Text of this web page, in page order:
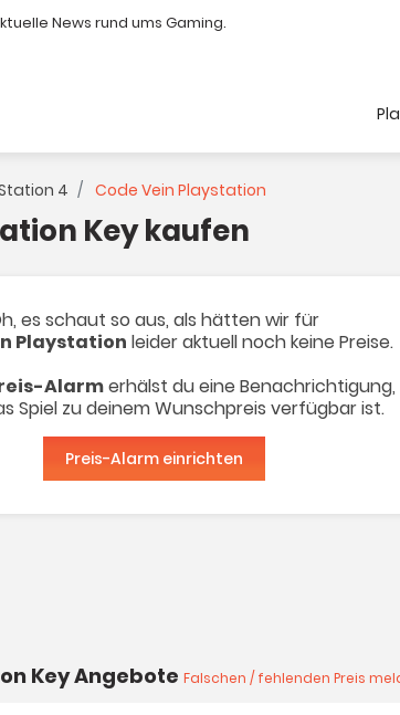
News rund ums Gaming.
4 Code Vein Playstation
Key kaufen
es schaut so aus, als hätten wir für
Playstation leider aktuell noch keine Preise.
Alarmerhälst du eine Benachrichtigung,
Spiel zu deinem Wunschpreis verfügbar ist.
Preis-Alarm einrichten
Key Angebote Falschen / fehlenden Preis